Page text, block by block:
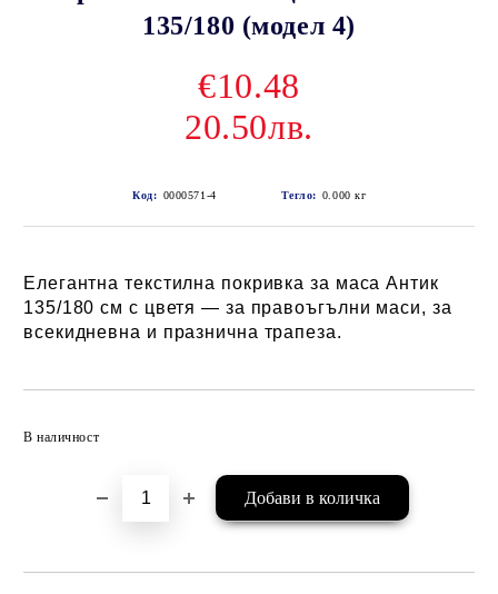
135/180 (модел 4)
€10.48
20.50лв.
Код: 0000571-4 Тегло: 0.000 кг
Елегантна текстилна покривка за маса Антик
135/180 см с цветя — за правоъгълни маси, за
всекидневна и празнична трапеза.
В наличност